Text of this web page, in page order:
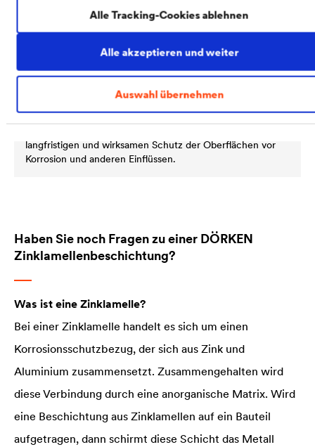
Alle akzeptieren und weiter
Auswahl übernehmen
Alle Tracking-Cookies ablehnen
Coil Coating von DÖR­KEN: Sicherer
Bandbeschichtete Bleche kommen in den
unterschiedlichsten Branchen und Anwendungsbereichen
langfristigen und wirksamen Schutz der Oberflächen vor
Korrosion und anderen Einflüssen.
Haben Sie noch Fragen zu einer DÖRKEN
Zinklamellenbeschichtung?
Was ist eine Zinklamelle?
Bei einer Zinklamelle handelt es sich um einen
Korrosionsschutzbezug, der sich aus Zink und
Aluminium zusammensetzt. Zusammengehalten wird
diese Verbindung durch eine anorganische Matrix. Wird
eine Beschichtung aus Zinklamellen auf ein Bauteil
aufgetragen, dann schirmt diese Schicht das Metall